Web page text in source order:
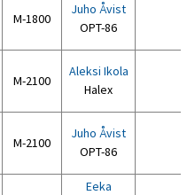
M-1800
Juho Åvist
OPT-86
M-2100
Aleksi Ikola
Halex
M-2100
Juho Åvist
OPT-86
Eeka